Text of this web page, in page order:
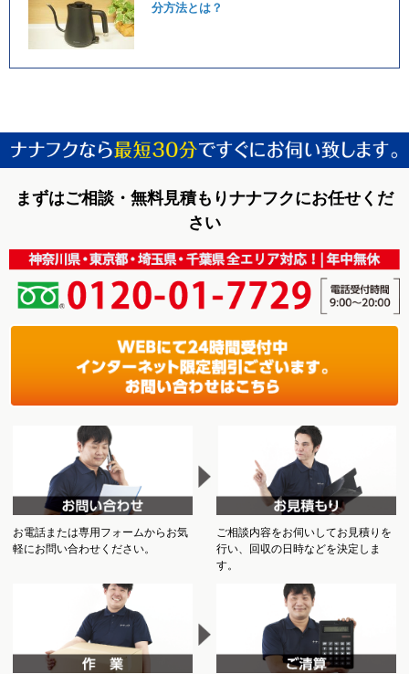
分方法とは？
まずはご相談・無料見積もりナナフクにお任せくだ
さい
お電話または専用フォームからお気
軽にお問い合わせください。
ご相談内容をお伺いしてお見積りを
行い、回収の日時などを決定しま
す。